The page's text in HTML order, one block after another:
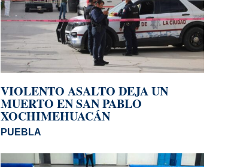
VIOLENTO ASALTO DEJA UN
MUERTO EN SAN PABLO
XOCHIMEHUACÁN
PUEBLA